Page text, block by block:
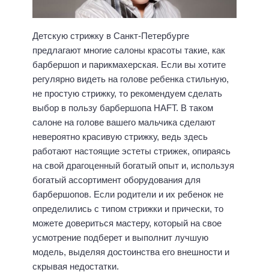
Детскую стрижку в Санкт-Петербурге
предлагают многие салоны красоты такие, как
барбершоп и парикмахерская. Если вы хотите
регулярно видеть на голове ребенка стильную,
не простую стрижку, то рекомендуем сделать
выбор в пользу барбершопа HAFT. В таком
салоне на голове вашего мальчика сделают
невероятно красивую стрижку, ведь здесь
работают настоящие эстеты стрижек, опираясь
на свой драгоценный богатый опыт и, используя
богатый ассортимент оборудования для
барбершопов. Если родители и их ребенок не
определились с типом стрижки и прически, то
можете довериться мастеру, который на свое
усмотрение подберет и выполнит лучшую
модель, выделяя достоинства его внешности и
скрывая недостатки.